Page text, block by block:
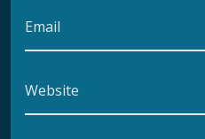
Email
Website